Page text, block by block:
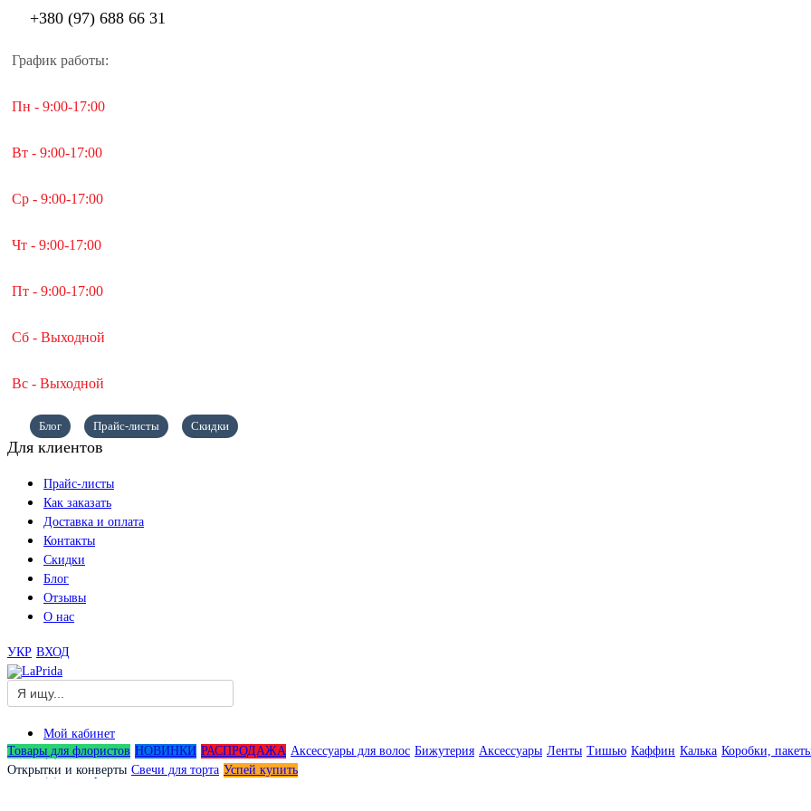
+380 (97) 688 66 31
График работы:
Пн - 9:00-17:00
Вт - 9:00-17:00
Ср - 9:00-17:00
Чт - 9:00-17:00
Пт - 9:00-17:00
Сб - Выходной
Вс - Выходной
Блог Прайс-листы Скидки
Для клиентов
Прайс-листы
Как заказать
Доставка и оплата
Контакты
Скидки
Блог
Отзывы
О нас
УКР ВХОД
Мой кабинет
(0)
(0) 0,00грн.
Товары для флористов НОВИНКИ РАСПРОДАЖА Аксессуары для волос Бижутерия Аксессуары Ленты Тишью Каффин Калька Коробки,
Открытки и конверты Свечи для торта Успей купить